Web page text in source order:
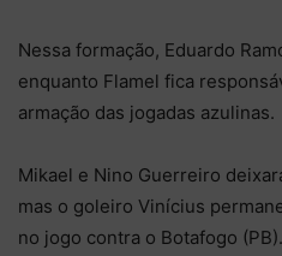
Nessa formação, Eduardo
enquanto Flamel fica
armação das jogadas azulinas.
Mikael e Nino Guerreiro
mas o goleiro Vinícius
no jogo contra o Botafogo